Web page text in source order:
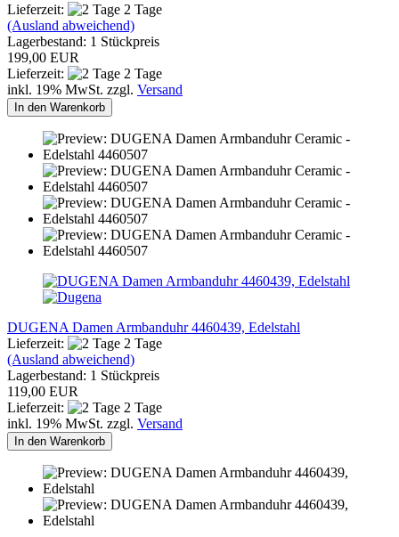
Lieferzeit:
2 Tage
(Ausland abweichend)
Lagerbestand: 1 Stückpreis
199,00 EUR
Lieferzeit:
2 Tage
inkl. 19% MwSt. zzgl. Versand
In den Warenkorb
DUGENA Damen Armbanduhr 4460439, Edelstahl
Lieferzeit:
2 Tage
(Ausland abweichend)
Lagerbestand: 1 Stückpreis
119,00 EUR
Lieferzeit:
2 Tage
inkl. 19% MwSt. zzgl. Versand
In den Warenkorb